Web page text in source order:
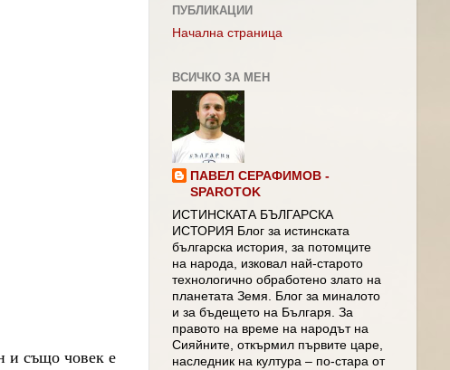
и също човек е
ПУБЛИКАЦИИ
Начална страница
ВСИЧКО ЗА МЕН
ПАВЕЛ СЕРАФИМОВ -
SPAROTOK
ИСТИНСКАТА БЪЛГАРСКА
ИСТОРИЯ Блог за истинската
българска история, за потомците
на народа, изковал най-старото
технологично обработено злато на
планетата Земя. Блог за миналото
и за бъдещето на Българя. За
правото на време на народът на
Сияйните, откърмил първите царе,
наследник на култура – по-стара от